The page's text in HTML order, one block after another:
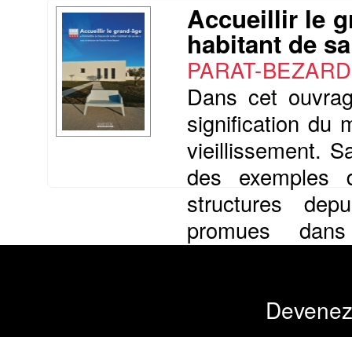
Accueillir le
habitant de
PARAT-
Dans cet
signification du
vieillissement.
des exemples
structures
promues